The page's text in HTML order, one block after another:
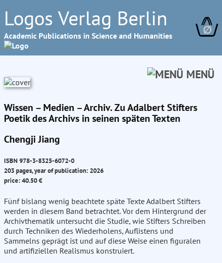
Logos Verlag Berlin
Academic Publications in Science and Humanities ∅
MENÜ
Wissen – Medien – Archiv. Zu Adalbert Stifters
Poetik des Archivs in seinen späten Texten
Chengji Jiang
ISBN 978-3-8325-6072-0
203 pages, year of publication: 2026
price: 40.50 €
Fünf bislang wenig beachtete späte Texte Adalbert Stifters
werden in diesem Band betrachtet. Vor dem Hintergrund der
Archivthematik untersucht die Studie, wie Stifters Schreiben
durch Techniken des Wiederholens, Auflistens und
Sammelns geprägt ist und auf diese Weise einen figuralen
und artifiziellen Realismus konstruiert.